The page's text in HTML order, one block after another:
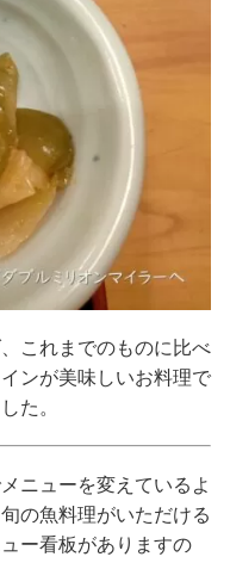
これまでのものに比べ
ンが美味しいお料理で
た。
ニューを変えているよ
の魚料理がいただける
ー看板がありますの